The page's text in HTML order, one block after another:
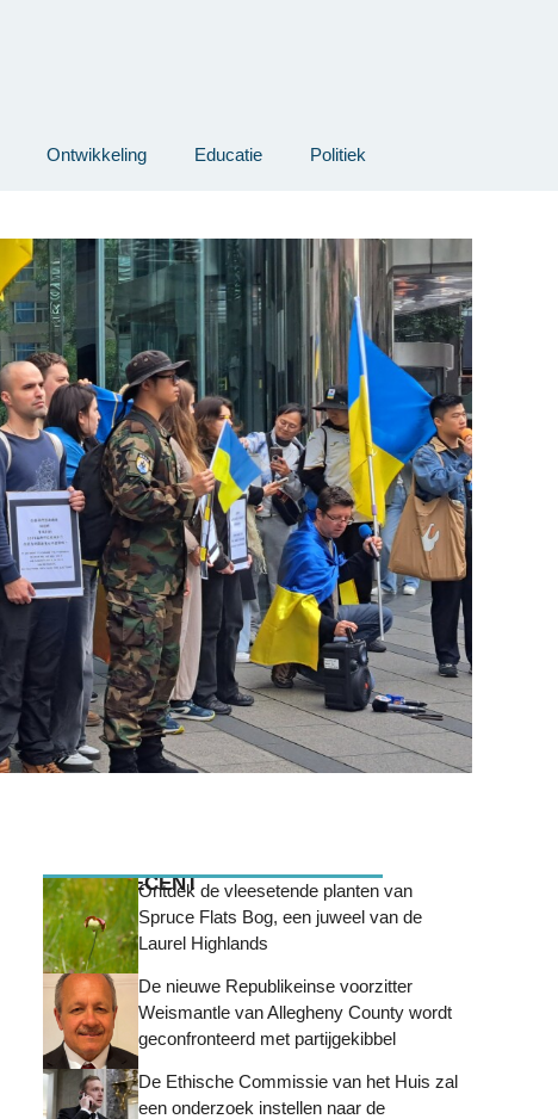
Ontwikkeling Educatie Politiek
MEEST RECENTOntdek de vleesetende planten van
Spruce Flats Bog, een juweel van de
Laurel Highlands
De nieuwe Republikeinse voorzitter
Weismantle van Allegheny County wordt
geconfronteerd met partijgekibbel
De Ethische Commissie van het Huis zal
een onderzoek instellen naar de